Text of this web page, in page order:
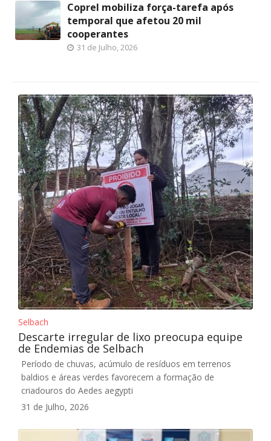
Coprel mobiliza força-tarefa após
temporal que afetou 20 mil
cooperantes
31 de Julho, 2026
Selbach
Descarte irregular de lixo preocupa equipe
de Endemias de Selbach
Período de chuvas, acúmulo de resíduos em terrenos
baldios e áreas verdes favorecem a formação de
criadouros do Aedes aegypti
31 de Julho, 2026